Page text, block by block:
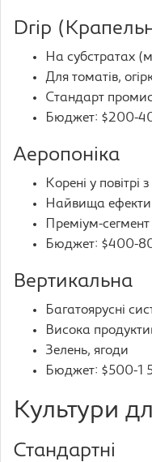
Drip
На субстратах
Для томатів,
Стандарт
Бюджет: $200-
Аеропоніка
Корені у повітрі
Найвища
Преміум-сегмент
Бюджет: $400-
Вертикальна
Багатоярусні
Висока
Зелень, ягоди
Бюджет: $500-1
Культури
Стандартні